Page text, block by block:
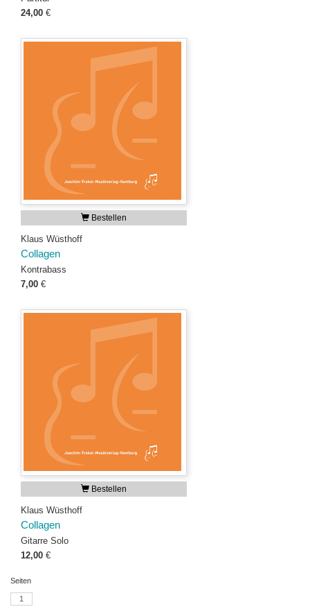
24,00 €
Bestellen
Klaus Wüsthoff
Collagen
Kontrabass
7,00 €
Bestellen
Klaus Wüsthoff
Collagen
Gitarre Solo
12,00 €
Seiten
1